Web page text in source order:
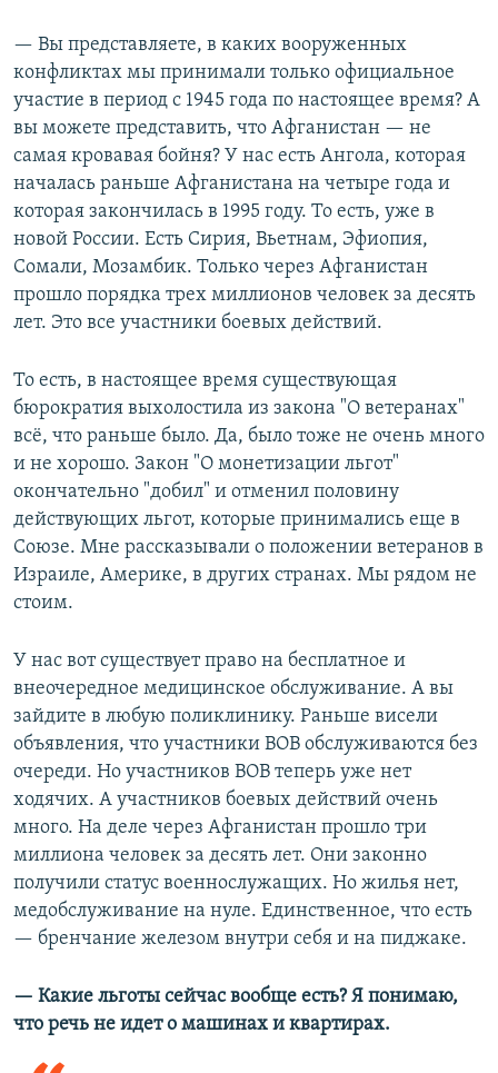
— Вы представляете, в каких вооруженных
конфликтах мы принимали только официальное
участие в период с 1945 года по настоящее время? А
вы можете представить, что Афганистан — не
самая кровавая бойня? У нас есть Ангола, которая
началась раньше Афганистана на четыре года и
которая закончилась в 1995 году. То есть, уже в
новой России. Есть Сирия, Вьетнам, Эфиопия,
Сомали, Мозамбик. Только через Афганистан
прошло порядка трех миллионов человек за десять
лет. Это все участники боевых действий.
То есть, в настоящее время существующая
бюрократия выхолостила из закона "О ветеранах"
всё, что раньше было. Да, было тоже не очень много
и не хорошо. Закон "О монетизации льгот"
окончательно "добил" и отменил половину
действующих льгот, которые принимались еще в
Союзе. Мне рассказывали о положении ветеранов в
Израиле, Америке, в других странах. Мы рядом не
стоим.
У нас вот существует право на бесплатное и
внеочередное медицинское обслуживание. А вы
зайдите в любую поликлинику. Раньше висели
объявления, что участники ВОВ обслуживаются без
очереди. Но участников ВОВ теперь уже нет
ходячих. А участников боевых действий очень
много. На деле через Афганистан прошло три
миллиона человек за десять лет. Они законно
получили статус военнослужащих. Но жилья нет,
медобслуживание на нуле. Единственное, что есть
— бренчание железом внутри себя и на пиджаке.
— Какие льготы сейчас вообще есть? Я понимаю,
что речь не идет о машинах и квартирах.